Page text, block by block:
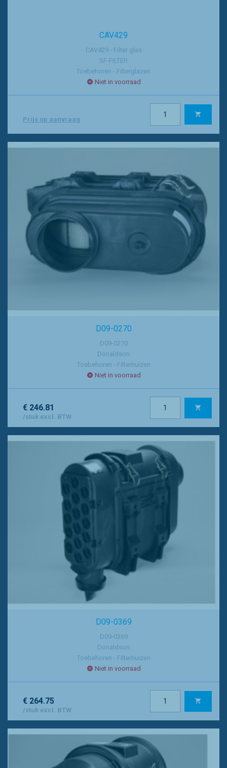
CAV429
CAV429 - Filter glas
SF-FILTER
Toebehoren - Filterglazen
Niet in voorraad
Prijs op aanvraag
D09-0270
D09-0270
Donaldson
Toebehoren - Filterhuizen
Niet in voorraad
€ 246.81
/stuk excl. BTW
D09-0369
D09-0369
Donaldson
Toebehoren - Filterhuizen
Niet in voorraad
€ 264.75
/stuk excl. BTW